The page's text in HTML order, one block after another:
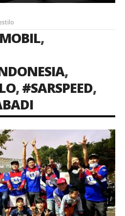
,
,
,#SARSPEED,